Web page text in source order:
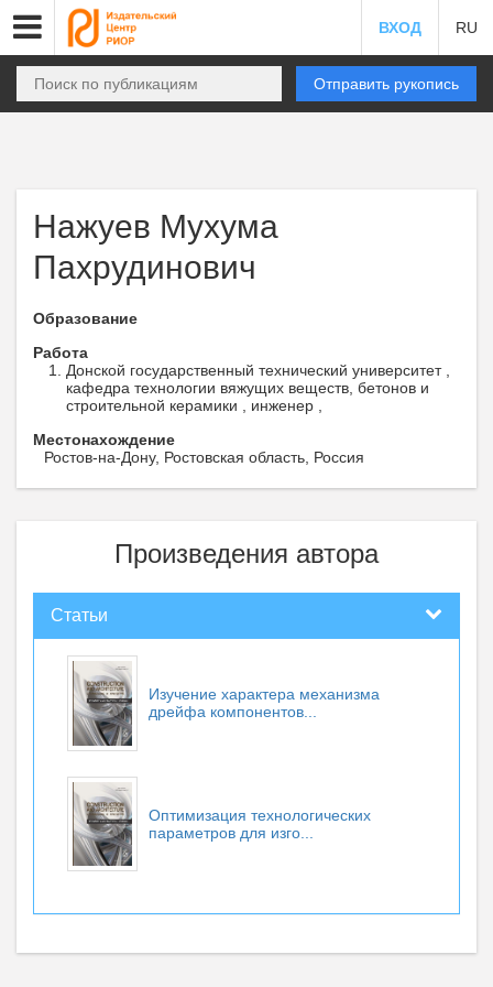
ВХОД RU
Отправить рукопись
Нажуев Мухума
Пахрудинович
Образование
Работа
Донской государственный технический университет ,
кафедра технологии вяжущих веществ, бетонов и
строительной керамики , инженер ,
Местонахождение
Ростов-на-Дону, Ростовская область, Россия
Произведения автора
Статьи
Изучение характера механизма
дрейфа компонентов...
Оптимизация технологических
параметров для изго...